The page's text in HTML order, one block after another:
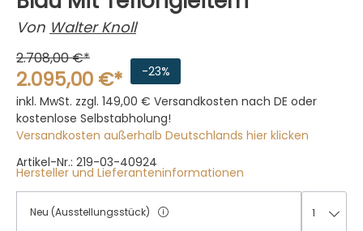
Von Walter Knoll
2.708,00 €*
2.095,00 €*
-23%
inkl. MwSt. zzgl. 149,00 € Versandkosten nach DE oder
kostenlose Selbstabholung!
Versandkosten außerhalb Deutschlands hier klicken
Artikel-Nr.: 219-03-40924
Hersteller und Lieferanteninformationen
Neu (Ausstellungsstück) 1